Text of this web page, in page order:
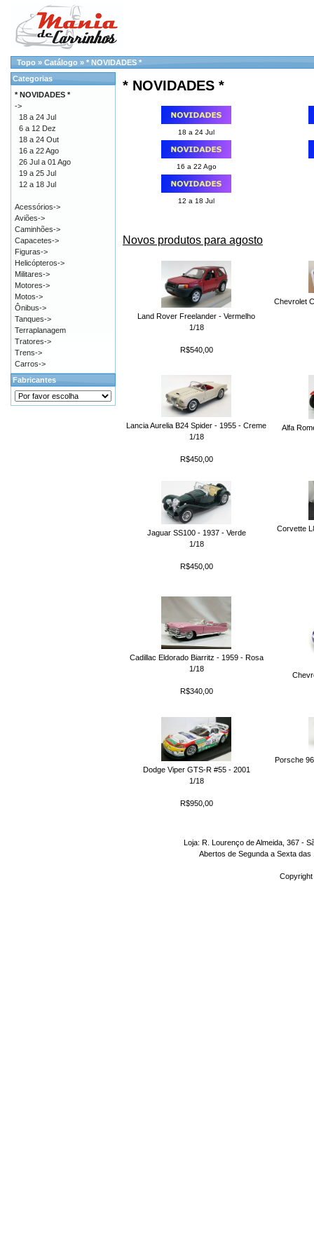
Topo » Catálogo » * NOVIDADES *
* NOVIDADES *
18 a 24 Jul
16 a 22 Ago
12 a 18 Jul
Novos produtos para agosto
Land Rover Freelander - Vermelho
1/18
R$540,00
Chevrolet
Lancia Aurelia B24 Spider - 1955 - Creme
1/18
R$450,00
Alfa
Jaguar SS100 - 1937 - Verde
1/18
R$450,00
Corvette
Cadillac Eldorado Biarritz - 1959 - Rosa
1/18
R$340,00
Dodge Viper GTS-R #55 - 2001
1/18
R$950,00
Porsche
Categorias
* NOVIDADES *
->
18 a 24 Jul
6 a 12 Dez
18 a 24 Out
16 a 22 Ago
26 Jul a 01 Ago
19 a 25 Jul
12 a 18 Jul
Acessórios->
Aviões->
Caminhões->
Capacetes->
Figuras->
Helicópteros->
Militares->
Motores->
Motos->
Ônibus->
Tanques->
Terraplanagem
Tratores->
Trens->
Carros->
Fabricantes
Loja: R. Lourenço de Almeida, 367 -
Abertos de Segunda a Sexta